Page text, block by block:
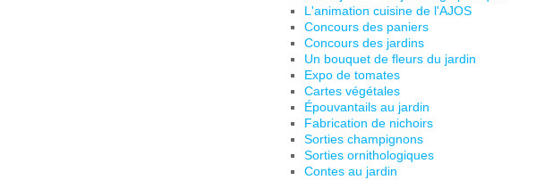
L'animation cuisine de l'AJOS
Concours des paniers
Concours des jardins
Un bouquet de fleurs du jardin
Expo de tomates
Cartes végétales
Épouvantails au jardin
Fabrication de nichoirs
Sorties champignons
Sorties ornithologiques
Contes au jardin